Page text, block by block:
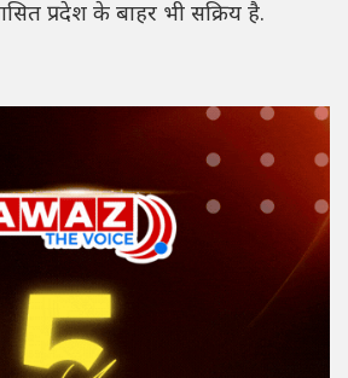
प्रदेश के बाहर भी सक्रिय है.